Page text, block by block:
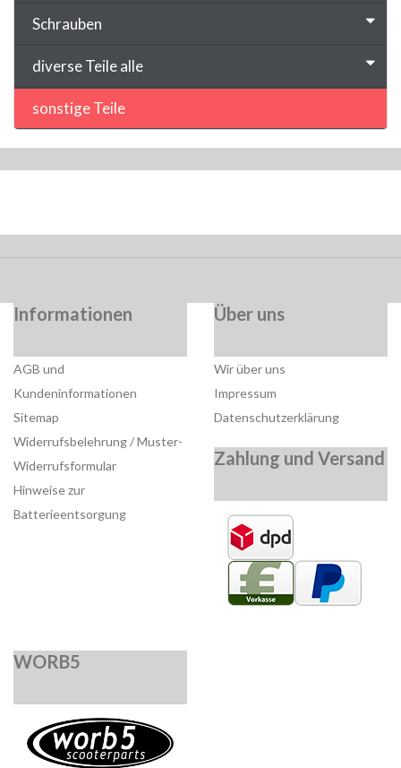
Schrauben
diverse Teile alle
sonstige Teile
Informationen
AGB und
Kundeninformationen
Sitemap
Widerrufsbelehrung / Muster-
Widerrufsformular
Hinweise zur
Batterieentsorgung
Über uns
Wir über uns
Impressum
Datenschutzerklärung
Zahlung und Versand
WORB5